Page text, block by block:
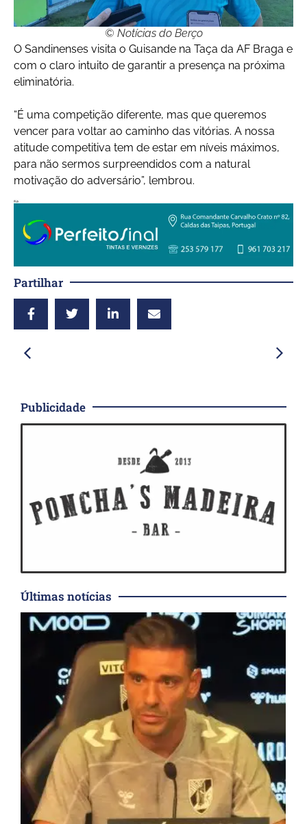
© Notícias do Berço
O Sandinenses visita o Guisande na Taça da AF Braga e
com o claro intuito de garantir a presença na próxima
eliminatória.
“É uma competição diferente, mas que queremos
vencer para voltar ao caminho das vitórias. A nossa
atitude competitiva tem de estar em níveis máximos,
para não sermos surpreendidos com a natural
motivação do adversário”, lembrou.
Partilhar
Publicidade
Últimas notícias